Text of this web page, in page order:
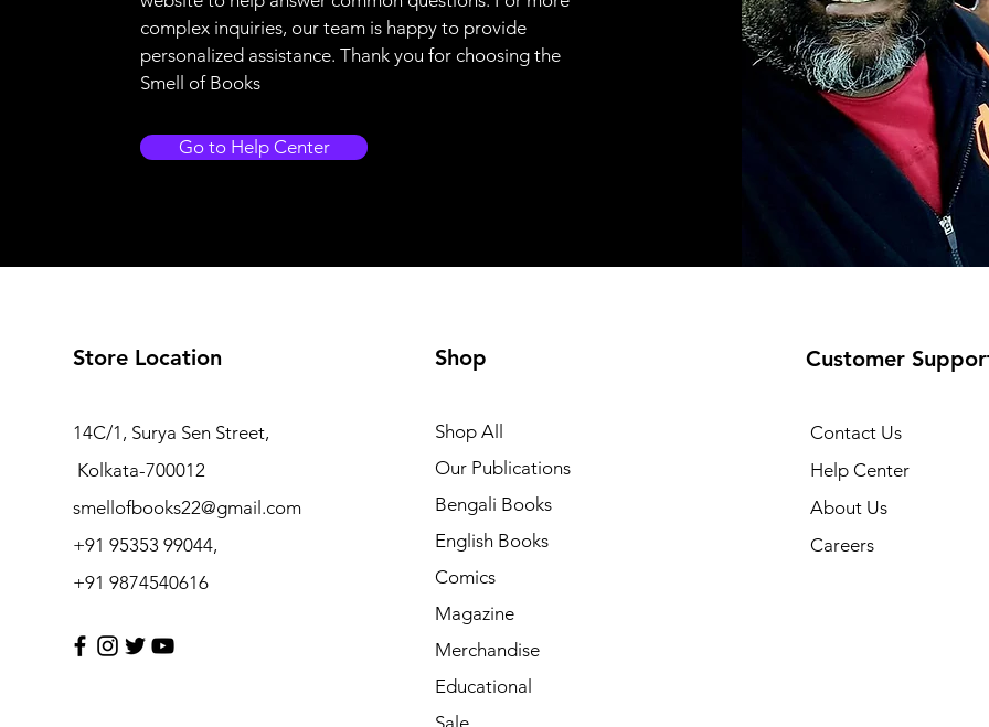
complex inquiries, our team is happy to provide
personalized assistance. Thank you for choosing the
Smell of Books
Go to Help Center
Store Location
14C/1, Surya Sen Street,
Kolkata-700012
smellofbooks22@gmail.com
+91 95353 99044,
+91 9874540616
Shop
Shop All
Our Publications
Bengali Books
English Books
Comics
Magazine
Merchandise
Educational
Sale
Customer
Contact Us
Help Center
About Us
Careers